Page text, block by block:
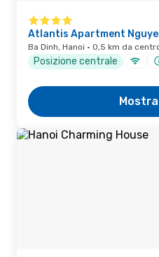
Atlantis Apartment
Ba Dinh, Hanoi · 0,5 km da
Posizione centrale